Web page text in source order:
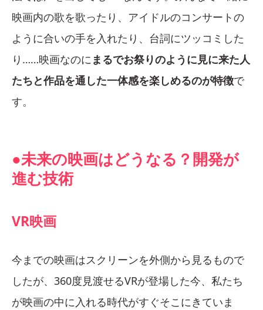
映画内の歌を歌ったり、アイドルのコンサートの
ように合いの手を入れたり、台詞にツッコミした
り……映画なのにまるでお祭りのように見に来た人
たちと作品を通した一体感を楽しめるのが特徴で
す。
●未来の映画はどうなる？開発が
進む技術
VR映画
今までの映画はスクリーンを外側から見るもので
したが、360度見渡せるVRが登場した今、私たち
が映画の中に入れる時代がすぐそこにきていま